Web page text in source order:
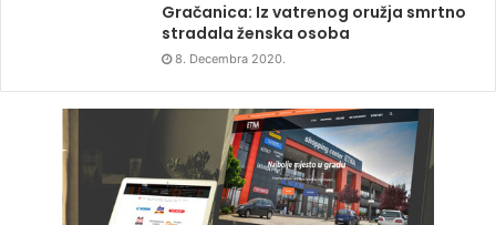
Gračanica: Iz vatrenog oružja smrtno
stradala ženska osoba
8. Decembra 2020.